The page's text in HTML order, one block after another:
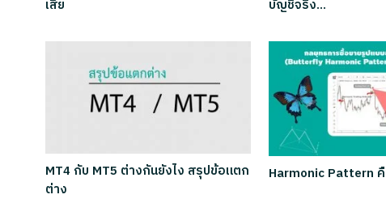
เสีย
บัญชีจริง…
MT4 กับ MT5 ต่างกันยังไง สรุปข้อแตก
ต่าง
Harmonic Pattern